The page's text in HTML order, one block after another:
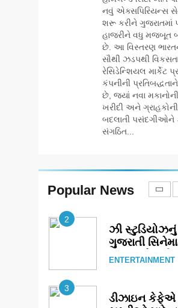
નવું એક્સપિરિયન્સ
શરૂ કરીને ગુજરાતમાં
હાજરીને વધુ મજબૂત
છે. આ વિસ્તરણ
સૌથી ઝડપથી વિકસતા
રેસિડેન્શિયલ માર્કેટ
કંપનીની પ્રતિબદ્ધતાને
છે, જ્યાં નવા મકાનોની
ખરીદી અને ગ્રાહકોની
બદલાતી પસંદગીઓને
સંગઠિત...
Popular News
(JOJO) નો
વિશ્વભરમાં
અમદાવાદમાં
યોજાયેલા
કોન્ક્લેવ
ઈન્ટરનેશનલ
રીડર પુનિતજી
એ ટેરોટ કાર્ડ
અંગે માહિતી
AHMEDABAD
ગ્લોબલ
ફોરમ દ્વારા
લીડરશિપ
તથા ભારત
નવી દિલ્હીમાં
સફળતાપૂર્વક
યોજાયો
BUSINESS
ગુજરાતી
એક્શન અને
રોમાંચનો એક
અંદાજ
ENTERTAINMENT
2
ઝી સ્ટુડિયોઝનું
ગુજરાતી
ગ્રાન્ડ એન્ટ્રી:
સાથે નવા યુગની
શરૂઆત
ENTERTAINMENT
3
ડીઝાઇન કેફેએ